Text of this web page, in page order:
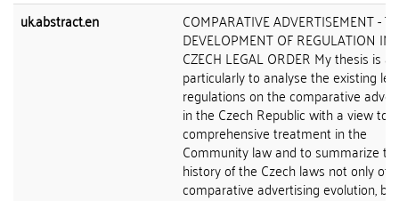
uk.abstract.en
COMPARATIVE ADVERTISEMENT -
DEVELOPMENT OF REGULATION IN
CZECH LEGAL ORDER My thesis is
particularly to analyse the existing
regulations on the comparative
in the Czech Republic with a view to
comprehensive treatment in the
Community law and to summarize
history of the Czech laws not only of
comparative advertising evolution,